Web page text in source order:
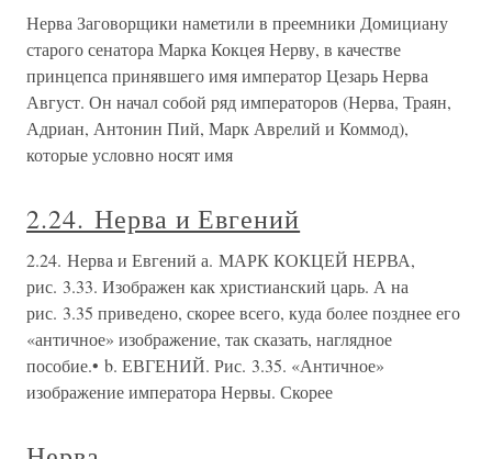
Нерва Заговорщики наметили в преемники Домициану
старого сенатора Мар­ка Кокцея Нерву, в качестве
принцепса принявшего имя император Це­зарь Нерва
Август. Он начал собой ряд императоров (Нерва, Траян,
Адри­ан, Антонин Пий, Марк Аврелий и Коммод),
которые условно носят имя
2.24. Нерва и Евгений
2.24. Нерва и Евгений а. МАРК КОКЦЕЙ НЕРВА,
рис. 3.33. Изображен как христианский царь. А на
рис. 3.35 приведено, скорее всего, куда более позднее его
«античное» изображение, так сказать, наглядное
пособие.• b. ЕВГЕНИЙ. Рис. 3.35. «Античное»
изображение императора Нервы. Скорее